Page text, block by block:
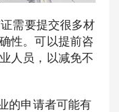
需要提交很多材
性。可以提前咨
人员，以减免不
的申请者可能有